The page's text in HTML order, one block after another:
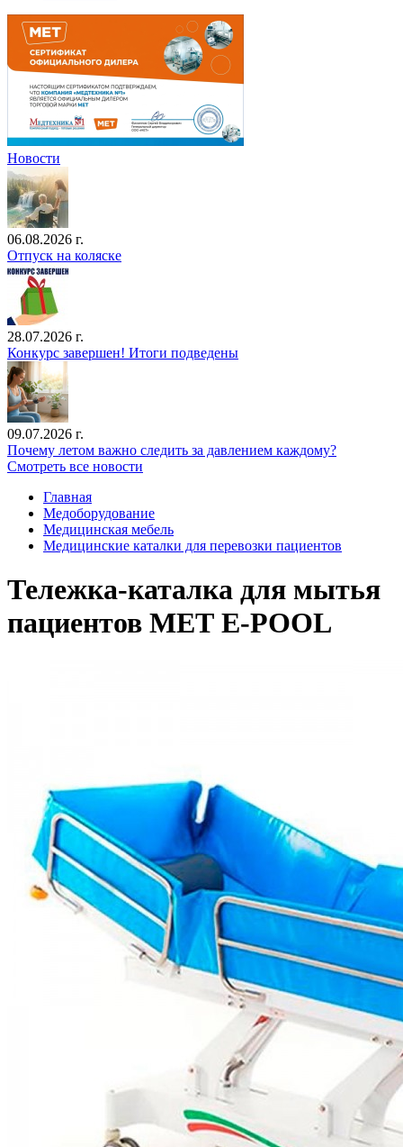
Новости
06.08.2026 г.
Отпуск на коляске
28.07.2026 г.
Конкурс завершен! Итоги подведены
09.07.2026 г.
Почему летом важно следить за давлением каждому?
Смотреть все новости
Главная
Медоборудование
Медицинская мебель
Медицинские каталки для перевозки пациентов
Тележка-каталка для мытья
пациентов МЕТ E-POOL